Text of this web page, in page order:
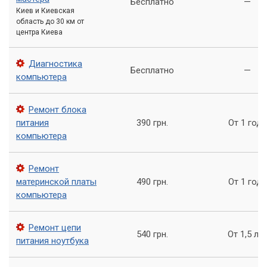
Аппаратные неисправности
Серьезные проблемы могут быть связаны с «железом»
компьютера. Это более тревожный сигнал, требующий
немедленного внимания специалистов.
«Внезапные перезагрузки ночью часто
являются первыми ласточками серьезных
аппаратных неисправностей. Не откладывайте
диагностику.»
Перегрев компонентов.
достигает критических значений, компьютер может
автоматически перезагружаться для предотвращения
повреждений.
Киев и Киевская
область до 30 км от
центра Киева
Диагностика
компьютера
Бесплатно —
Ремонт блока
питания
компьютера
390 грн. От 1 года
Ремонт
материнской платы
компьютера
490 грн. От 1 года
Ремонт цепи
питания ноутбука
540 грн. От 1,5 лет